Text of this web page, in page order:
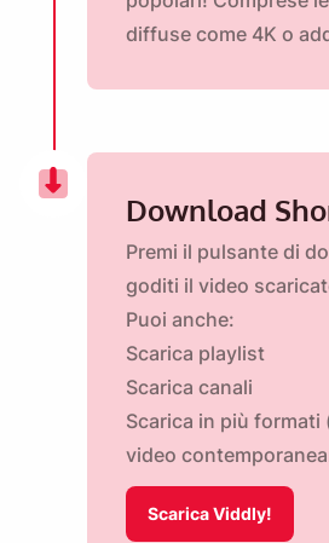
diffuse come 4K o
Download
Premi il pulsante di
goditi il ​​video
Puoi anche:
Scarica playlist
Scarica canali
Scarica in più formati
video
Scarica Viddly!